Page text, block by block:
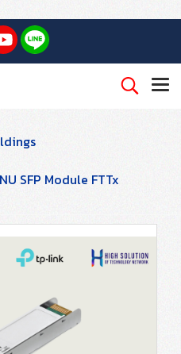
SFP Module FTTx